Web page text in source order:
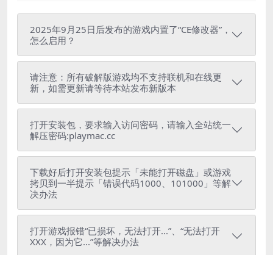
2025年9月25日后发布的游戏内置了“CE修改器”，
怎么启用？
请注意：所有破解版游戏均不支持联机和在线更
新，如需更新请等待本站发布新版本
打开安装包，要求输入访问密码，请输入全站统一
解压密码:playmac.cc
下载好后打开安装包提示「未能打开磁盘」或游戏
拷贝到一半提示「错误代码1000、101000」等解
决办法
打开游戏报错“已损坏，无法打开...”、“无法打开
XXX，因为它...”等解决办法